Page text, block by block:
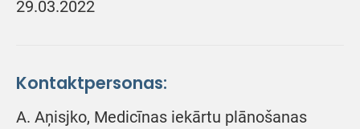
29.03.2022
Kontaktpersonas:
A. Aņisjko, Medicīnas iekārtu plānošanas